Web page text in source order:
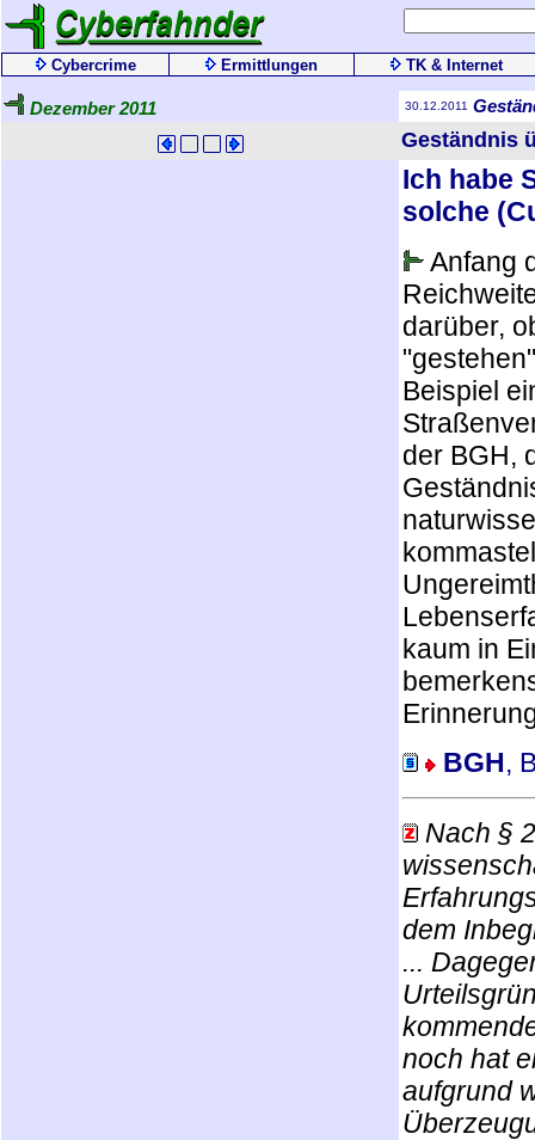
Cybercrime Ermittlungen TK & Internet
Dezember 2011 30.12.2011
Geständnis
Ich habe
solche
Anfang
darüber,
Beispiel
der BGH,
kaum in
BGH,
Nach §
dem
...
noch hat
aufgrund